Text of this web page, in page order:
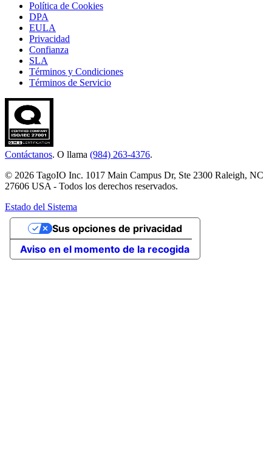
Política de Cookies
DPA
EULA
Privacidad
Confianza
SLA
Términos y Condiciones
Términos de Servicio
Contáctanos. O llama (984) 263-4376.
© 2026 TagoIO Inc. 1017 Main Campus Dr, Ste 2300 Raleigh, NC
27606 USA - Todos los derechos reservados.
Estado del Sistema
Aviso en el momento de la recogida
Sus opciones de privacidad